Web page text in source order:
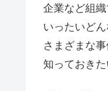
企業など組
いったいどん
さまざまな事
知っておき